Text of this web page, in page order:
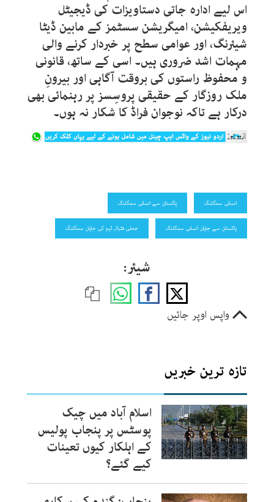
اس لیے ادارہ جاتی دستاویزات کی ڈیجیٹل
ویریفکیشن، امیگریشن سسٹمز کے مابین ڈیٹا
شیئرنگ، اور عوامی سطح پر خبردار کرنے والی
مہمات اشد ضروری ہیں۔ اسی کے ساتھ، قانونی
و محفوظ راستوں کی بروقت آگاہی اور بیرونِ
ملک روزگار کے حقیقی پروسِسز پر رہنمائی بھی
درکار ہے تاکہ نوجوان فراڈ کا شکار نہ ہوں۔
انسانی سمگلنگ پاکستان سے انسانی سمگلنگ
پاکستان سے جاپان انسانی سمگلنگ جعلی فٹبال ٹیم کی جاپان سمگلنگ
شیئر:
واپس اوپر جائیں
تازہ ترین خبریں
اسلام آباد میں چیک
پوسٹس پر پنجاب پولیس
کے اہلکار کیوں تعینات
کیے گئے؟